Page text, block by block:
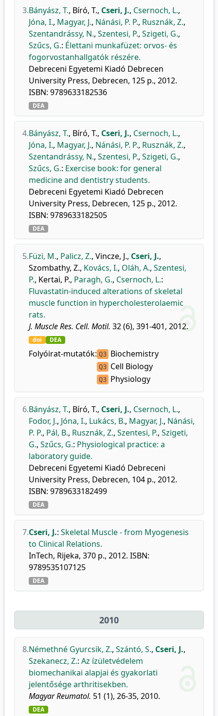
3.Bányász, T., Bíró, T., Cseri, J., Csernoch, L.,
Jóna, I., Magyar, J., Nánási, P. P., Rusznák, Z.,
Szentandrássy, N., Szentesi, P., Szigeti, G.,
Szűcs, G.: Élettani munkafüzet: orvos- és
fogorvostanhallgatók részére.
Debreceni Egyetemi Kiadó Debrecen
University Press, Debrecen, 125 p., 2012.
ISBN: 9789633182536
DEA
4.Bányász, T., Bíró, T., Cseri, J., Csernoch, L.,
Jóna, I., Magyar, J., Nánási, P. P., Rusznák, Z.,
Szentandrássy, N., Szentesi, P., Szigeti, G.,
Szűcs, G.: Exercise book: for general
medicine and dentistry students.
Debreceni Egyetemi Kiadó Debrecen
University Press, Debrecen, 125 p., 2012.
ISBN: 9789633182505
DEA
5.Füzi, M., Palicz, Z., Vincze, J., Cseri, J.,
Szombathy, Z., Kovács, I., Oláh, A., Szentesi,
P., Kertai, P., Paragh, G., Csernoch, L.:
Fluvastatin-induced alterations of skeletal
muscle function in hypercholesterolaemic
rats.
J. Muscle Res. Cell. Motil. 32 (6), 391-401, 2012.
doi DEA
Folyóirat-mutatók: Q3 Biochemistry
Q3 Cell Biology
Q3 Physiology
6.Bányász, T., Bíró, T., Cseri, J., Csernoch, L.,
Fodor, J., Jóna, I., Lukács, B., Magyar, J., Nánási,
P. P., Pál, B., Rusznák, Z., Szentesi, P., Szigeti,
G., Szűcs, G.: Physiological practice: a
laboratory guide.
Debreceni Egyetemi Kiadó Debreceni
University Press, Debrecen, 104 p., 2012.
ISBN: 9789633182499
DEA
7.Cseri, J.: Skeletal Muscle - from Myogenesis
to Clinical Relations.
InTech, Rijeka, 370 p., 2012. ISBN:
9789535107125
DEA
2010
8.Némethné Gyurcsik, Z., Szántó, S., Cseri, J.,
Szekanecz, Z.: Az ízületvédelem
biomechanikai alapjai és gyakorlati
jelentősége arthritisekben.
Magyar Reumatol. 51 (1), 26-35, 2010.
DEA